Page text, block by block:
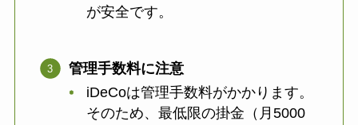
が安全です。
管理手数料に注意
iDeCoは管理手数料がかかります。
そのため、最低限の掛金（月5000